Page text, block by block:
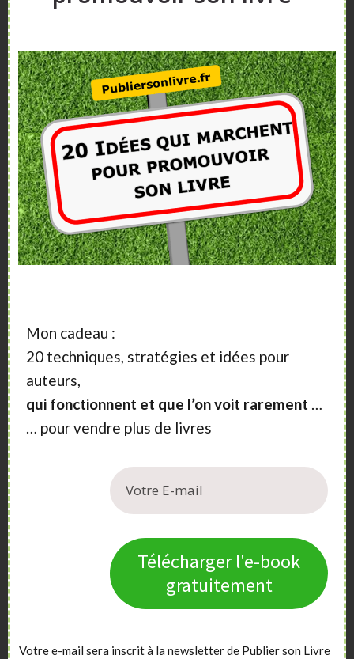
Sidebar
A propos
Vous aimeriez vendre plus de livres ?
Vous souhaitez publier un livre ?
Nos articles, vidéos et formations vont vous
aider.
Mon cadeau :
20 techniques, stratégies et idées pour
auteurs,
qui fonctionnent et que l’on voit rarement …
… pour vendre plus de livres
Télécharger l'e-book
gratuitement
Votre e-mail sera inscrit à la newsletter de Publier son Livre